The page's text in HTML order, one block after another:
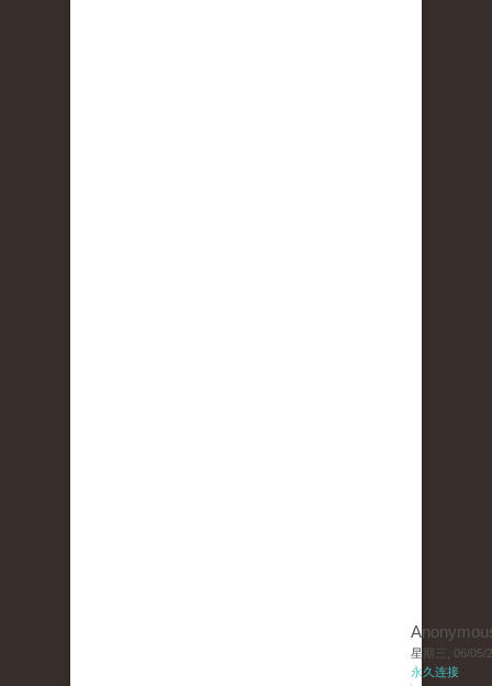
星期三, 06/05/
永久连接